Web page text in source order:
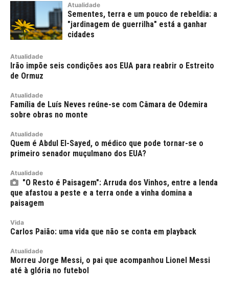
Atualidade
Sementes, terra e um pouco de rebeldia: a
"jardinagem de guerrilha" está a ganhar
cidades
Atualidade
Irão impõe seis condições aos EUA para reabrir o Estreito
de Ormuz
Atualidade
Família de Luís Neves reúne-se com Câmara de Odemira
sobre obras no monte
Atualidade
Quem é Abdul El-Sayed, o médico que pode tornar-se o
primeiro senador muçulmano dos EUA?
Atualidade
"O Resto é Paisagem": Arruda dos Vinhos, entre a lenda
que afastou a peste e a terra onde a vinha domina a
paisagem
Vida
Carlos Paião: uma vida que não se conta em playback
Atualidade
Morreu Jorge Messi, o pai que acompanhou Lionel Messi
até à glória no futebol